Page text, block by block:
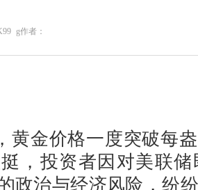
g作者：
黄金价格一度突破每
，投资者因对美联
政治与经济风险，纷